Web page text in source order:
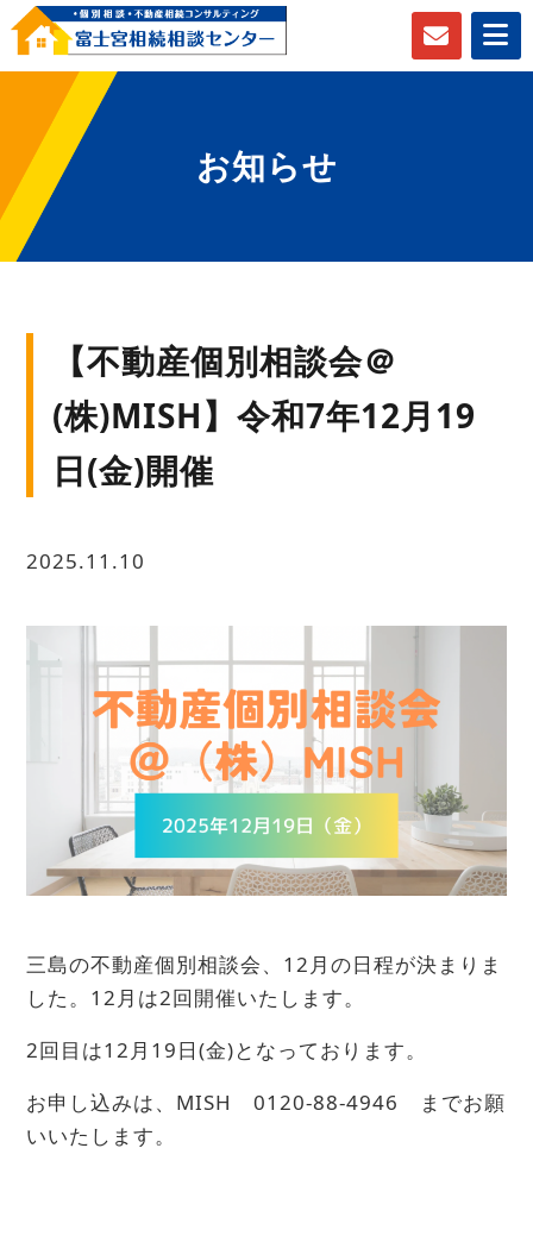
お知らせ
【不動産個別相談会＠
(株)MISH】令和7年12月19
日(金)開催
2025.11.10
三島の不動産個別相談会、12月の日程が決まりま
した。12月は2回開催いたします。
2回目は12月19日(金)となっております。
お申し込みは、MISH 0120-88-4946 までお願
いいたします。